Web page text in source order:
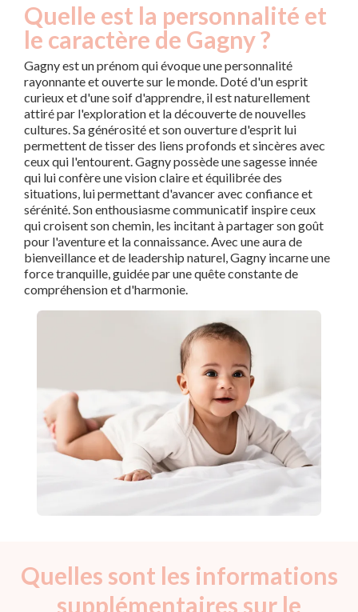
Quelle est la personnalité et
le caractère de Gagny ?
Gagny est un prénom qui évoque une personnalité
rayonnante et ouverte sur le monde. Doté d'un esprit
curieux et d'une soif d'apprendre, il est naturellement
attiré par l'exploration et la découverte de nouvelles
cultures. Sa générosité et son ouverture d'esprit lui
permettent de tisser des liens profonds et sincères avec
ceux qui l'entourent. Gagny possède une sagesse innée
qui lui confère une vision claire et équilibrée des
situations, lui permettant d'avancer avec confiance et
sérénité. Son enthousiasme communicatif inspire ceux
qui croisent son chemin, les incitant à partager son goût
pour l'aventure et la connaissance. Avec une aura de
bienveillance et de leadership naturel, Gagny incarne une
force tranquille, guidée par une quête constante de
compréhension et d'harmonie.
Quelles sont les informations
supplémentaires sur le